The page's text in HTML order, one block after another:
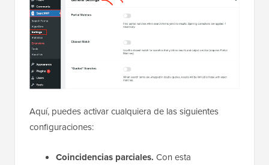
Aquí, puedes activar cualquiera de las siguientes
configuraciones:
Coincidencias parciales. Con esta